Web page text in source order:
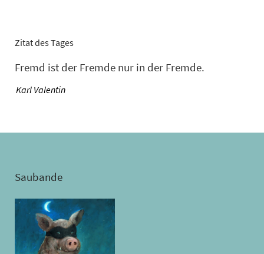
Zitat des Tages
Fremd ist der Fremde nur in der Fremde.
—
Karl Valentin
Saubande